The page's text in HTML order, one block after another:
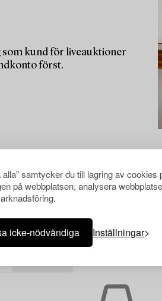
samtycker du till lagring av cookies
på webbplatsen, analysera
icke-nödvändiga Inställningar
som kund för liveauktioner
först.